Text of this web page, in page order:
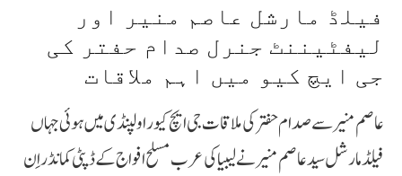
فیلڈ مارشل عاصم منیر اور
لیفٹیننٹ جنرل صدام حفتر کی
جی ایچ کیو میں اہم ملاقات
عاصم منیر سے صدام حفتر کی ملاقات جی ایچ کیو راولپنڈی میں ہوئی جہاں
فیلڈ مارشل سید عاصم منیر نے لیبیا کی عرب مسلح افواج کے ڈپٹی کمانڈر اِن